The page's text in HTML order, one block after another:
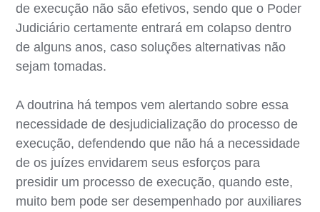
de execução não são efetivos, sendo que o Poder
Judiciário certamente entrará em colapso dentro
de alguns anos, caso soluções alternativas não
sejam tomadas.
A doutrina há tempos vem alertando sobre essa
necessidade de desjudicialização do processo de
execução, defendendo que não há a necessidade
de os juízes envidarem seus esforços para
presidir um processo de execução, quando este,
muito bem pode ser desempenhado por auxiliares